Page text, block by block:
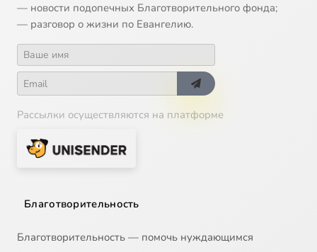
— новости подопечных Благотворительного фонда;
— разговор о жизни по Евангелию.
Рассылки осуществляются на платформе
Благотворительность
Благотворительность — помочь нуждающимся